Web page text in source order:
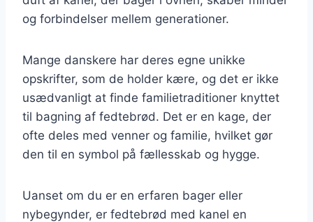
og forbindelser mellem generationer.
Mange danskere har deres egne unikke
opskrifter, som de holder kære, og det er ikke
usædvanligt at finde familietraditioner knyttet
til bagning af fedtebrød. Det er en kage, der
ofte deles med venner og familie, hvilket gør
den til en symbol på fællesskab og hygge.
Uanset om du er en erfaren bager eller
nybegynder, er fedtebrød med kanel en